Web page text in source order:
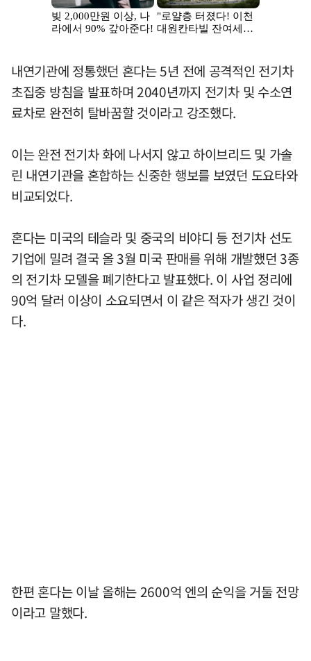
내연기관에 정통했던 혼다는 5년 전에 공격적인 전기차
초집중 방침을 발표하며 2040년까지 전기차 및 수소연
료차로 완전히 탈바꿈할 것이라고 강조했다.
이는 완전 전기차 화에 나서지 않고 하이브리드 및 가솔
린 내연기관을 혼합하는 신중한 행보를 보였던 도요타와
비교되었다.
혼다는 미국의 테슬라 및 중국의 비야디 등 전기차 선도
기업에 밀려 결국 올 3월 미국 판매를 위해 개발했던 3종
의 전기차 모델을 폐기한다고 발표했다. 이 사업 정리에
90억 달러 이상이 소요되면서 이 같은 적자가 생긴 것이
다.
한편 혼다는 이날 올해는 2600억 엔의 순익을 거둘 전망
이라고 말했다.